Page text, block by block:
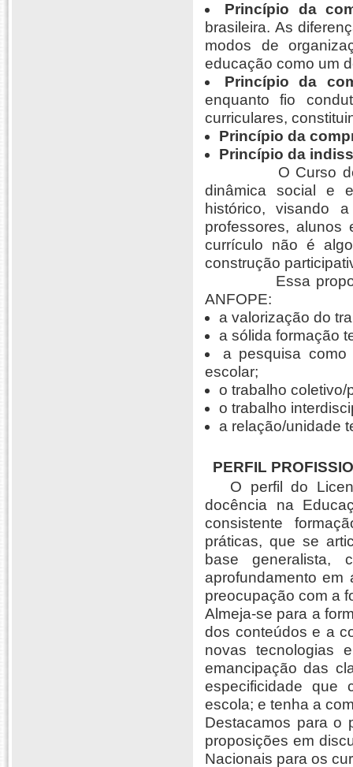
Princípio da
brasileira. As
modos de
educação como um
Princípio da
enquanto fio
curriculares,
Princípio da
Princípio da
O Curso de
dinâmica social e
histórico, visando
professores,
currículo não é
construção
Essa proposta
ANFOPE:
a valorização do
a sólida formação
a pesquisa como
escolar;
o trabalho coletivo/
o trabalho
a relação/unidade
PERFIL
O perfil do
docência na
consistente
práticas, que se
base generalista,
aprofundamento em
preocupação com a
Almeja-se para a
dos conteúdos e a
novas tecnologias
emancipação das
especificidade que
escola; e tenha a
Destacamos para o
proposições em
Nacionais para os